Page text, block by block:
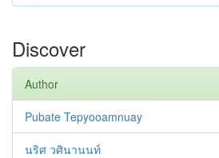
Discover
Author
Pubate Tepyooamnuay
นริศ วศินานนท์